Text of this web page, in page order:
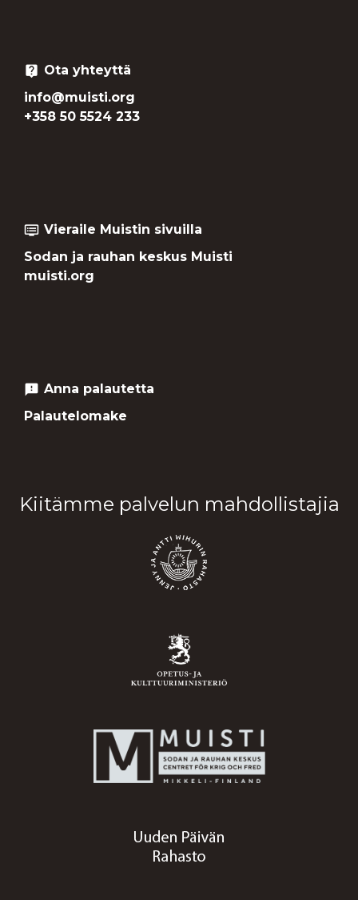
live_help Ota yhteyttä
info@muisti.org
+358 50 5524 233
dvr Vieraile Muistin sivuilla
Sodan ja rauhan keskus Muisti
muisti.org
feedback Anna palautetta
Palautelomake
Kiitämme palvelun mahdollistajia